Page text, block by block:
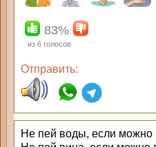
83%
из 6 голосов
Отправить:
Не пей воды, если можно